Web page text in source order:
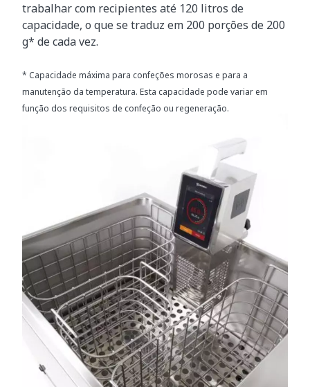
trabalhar com recipientes até 120 litros de
capacidade, o que se traduz em 200 porções de 200
g* de cada vez.
* Capacidade máxima para confeções morosas e para a
manutenção da temperatura. Esta capacidade pode variar em
função dos requisitos de confeção ou regeneração.